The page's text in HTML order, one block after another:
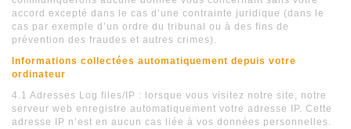
accord excepté dans le cas d’une contrainte juridique (dans le
cas par exemple d’un ordre du tribunal ou à des fins de
prévention des fraudes et autres crimes).
Informations collectées automatiquement depuis votre
ordinateur
4.1 Adresses Log files/IP : lorsque vous visitez notre site, notre
serveur web enregistre automatiquement votre adresse IP. Cette
adresse IP n’est en aucun cas liée à vos données personnelles.